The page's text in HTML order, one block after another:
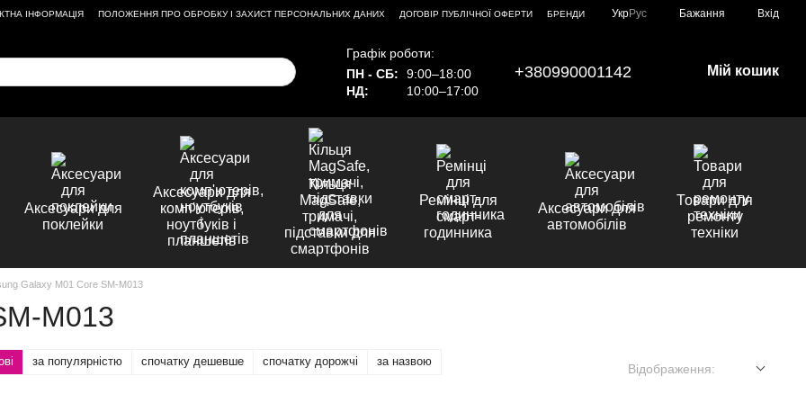
ІНФОРМАЦІЯ ПОЛОЖЕННЯ ПРО ОБРОБКУ І ЗАХИСТ ПЕРСОНАЛЬНИХ ДАНИХ ДОГОВІР ПУБЛІЧНОЇ ОФЕРТИ
БРЕНДИ
УкрРус Бажання Вхід
Графік роботи:
ПН - СБ:
9:00–18:00
НД:
10:00–17:00
+380990001142 Мій кошик
Аксесуари для
поклейки
Аксесуари для
комп'ютерів,
ноутбуків і
планшетів
Кільця
MagSafe,
тримачі,
підставки для
смартфонів
Ремінці для
смарт-
годинника
Аксесуари для
автомобілів
Товари для
ремонту
техніки
Galaxy M01 Core SM-M013
M013
за популярністю спочатку дешевше спочатку дорожчі за назвою
Відображення: